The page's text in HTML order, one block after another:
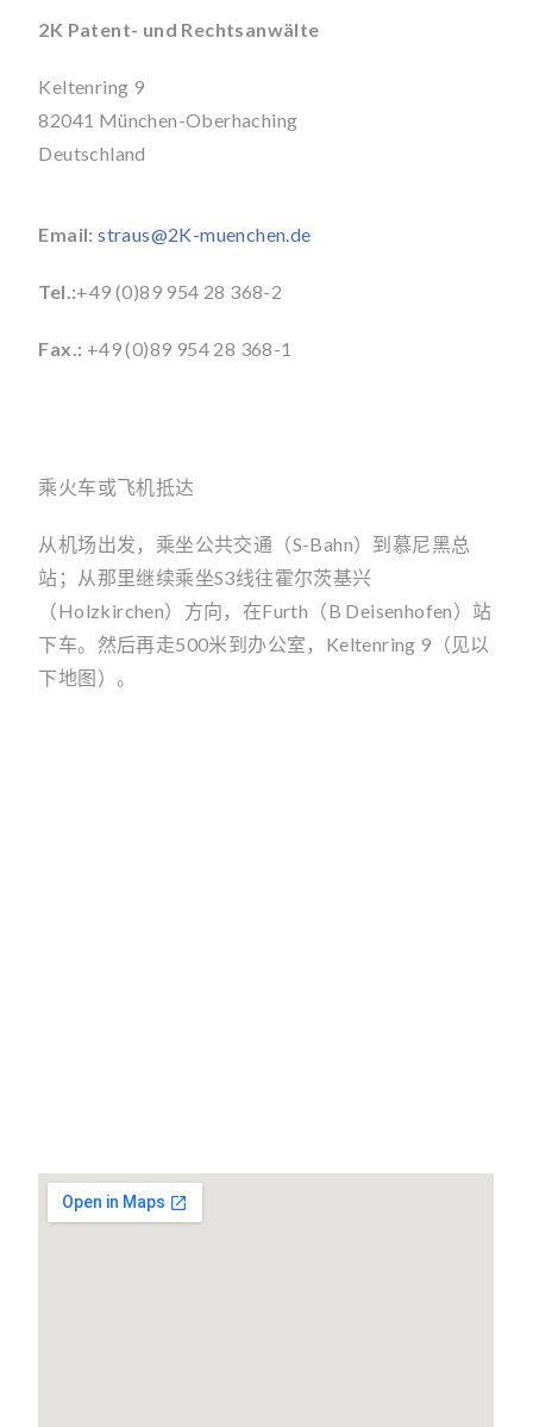
2K Patent- und Rechtsanwälte
Keltenring 9
82041 München-Oberhaching
Deutschland
Email: straus@2K-muenchen.de
Tel.:+49 (0)89 954 28 368-2
Fax.: +49 (0)89 954 28 368-1
乘火车或飞机抵达
从机场出发，乘坐公共交通（S-Bahn）到慕尼黑总
站；从那里继续乘坐S3线往霍尔茨基兴
（Holzkirchen）方向，在Furth（B Deisenhofen）站
下车。然后再走500米到办公室，Keltenring 9（见以
下地图）。